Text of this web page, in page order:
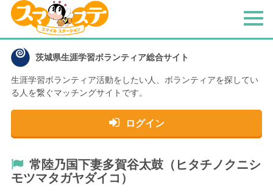
茨城県生涯学習ボランティア総合サイト
生涯学習ボランティア活動をしたい人、 ボランティアを探してい
る人を繋ぐマッチングサイトです。
ログイン
メ
常陸乃国下妻多賀谷太鼓（ヒタチノクニシ
モツマタガヤダイコ）